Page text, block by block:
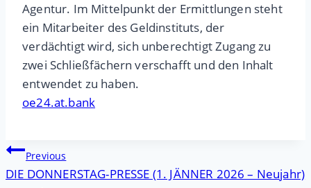
Agentur. Im Mittelpunkt der Ermittlungen steht
ein Mitarbeiter des Geldinstituts, der
verdächtigt wird, sich unberechtigt Zugang zu
zwei Schließfächern verschafft und den Inhalt
entwendet zu haben.
oe24.at.bank
Beitragsnavigation
Previous
DIE DONNERSTAG-PRESSE (1. JÄNNER 2026 – Neujahr)